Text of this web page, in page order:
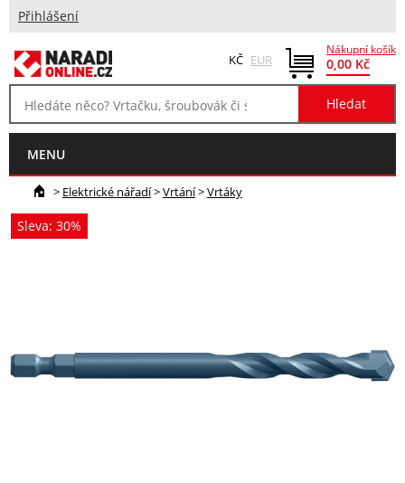
Přihlášení
Nákupní košík
0,00 Kč
KČ EUR
MENU
> Elektrické nářadí>Vrtání>Vrtáky
Sleva: 30%